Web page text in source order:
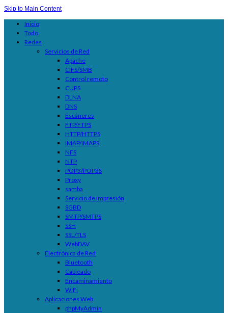
Skip to Main Content
Inicio
Todo
Redes
Servicios de Red
Apache
CIFS/SMB
Control remoto
CUPS
DLNA
DNS
Escáneres
FTP/FTPS
HTTP/HTTPS
IMAP/IMAPS
NFS
NTP
POP3/POP3S
Proxy
samba
Servicio de impresión
SGBD
SMTP/SMTPS
SSH
SSL/TLS
WebDAV
Electrónica de Red
Bluetooth
Cableado
Encaminamiento
WiFi
Aplicaciones Web
phpMyAdmin